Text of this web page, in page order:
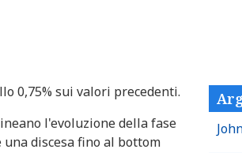
0,75% sui valori precedenti.
l'evoluzione della fase
discesa fino al bottom